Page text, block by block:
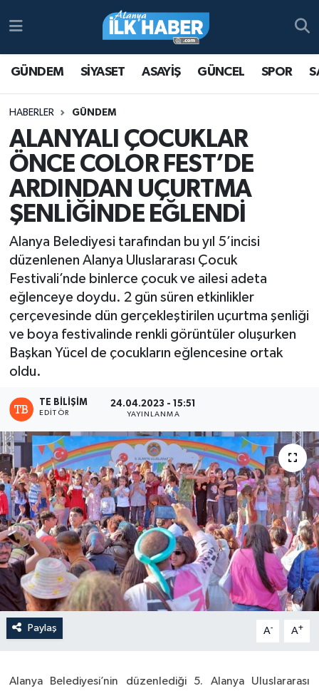
GÜNDEM SİYASET ASAYİŞ GÜNCEL SPOR
HABERLER GÜNDEM
ALANYALI ÇOCUKLAR
ÖNCE COLOR FEST’DE
ARDINDAN UÇURTMA
ŞENLİĞİNDE EĞLENDİ
Alanya Belediyesi tarafından bu yıl 5’incisi
düzenlenen Alanya Uluslararası Çocuk
Festivali’nde binlerce çocuk ve ailesi adeta
eğlenceye doydu. 2 gün süren etkinlikler
çerçevesinde dün gerçekleştirilen uçurtma şenliği
ve boya festivalinde renkli görüntüler oluşurken
Başkan Yücel de çocukların eğlencesine ortak
oldu.
TE BILIŞIM
EDITÖR
24.04.2023 - 15:51
YAYINLANMA
Paylaş A- A+
Alanya Belediyesi’nin düzenlediği 5. Alanya Uluslararası
Antalya Nöbetçi Eczaneler
Antalya Namaz Vakitleri
Antalya Trafik Yoğunluk Haritası
Süper Lig Puan Durumu ve Fikstür
Tüm Manşetler
Son Dakika Haberleri
Haber Arşivi